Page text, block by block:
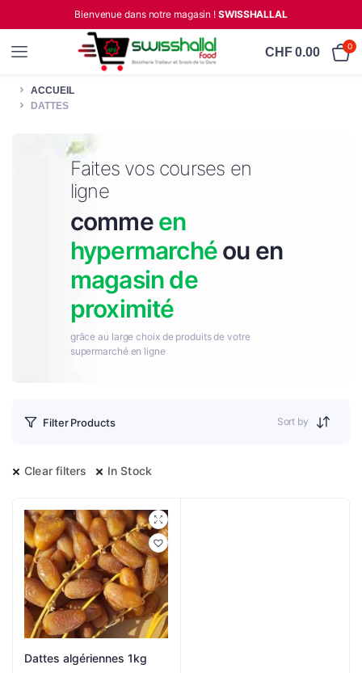
Bienvenue dans notre magasin ! SWISSHALLAL
CHF0.00 0
ACCUEIL
DATTES
Faites vos courses en
ligne
commeen
hypermarchéou en
magasin de
proximité
grâce au large choix de produits de votre
supermarché en ligne
Filter Products Sort by
Clear filters In Stock
Dattes algériennes 1kg